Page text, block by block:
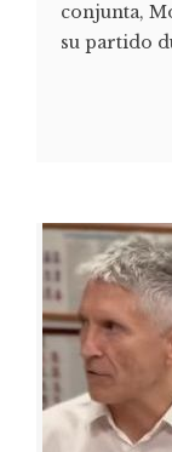
conjunta,
su partido